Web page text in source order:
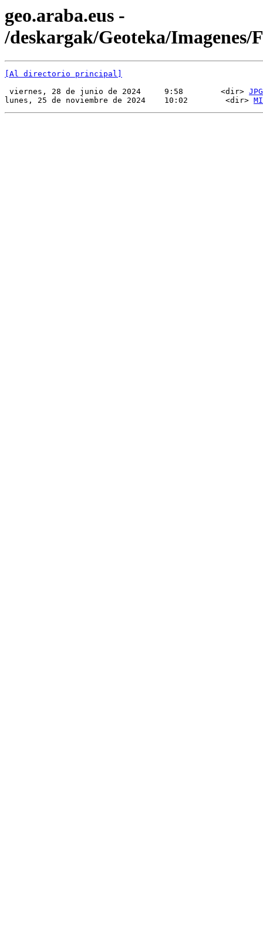
geo.araba.eus -
/deskargak/Geoteka/Imagenes/
[Al directorio principal]
viernes, 28 de junio de 2024     9:58        <dir> JPG
lunes, 25 de noviembre de 2024    10:02        <dir>